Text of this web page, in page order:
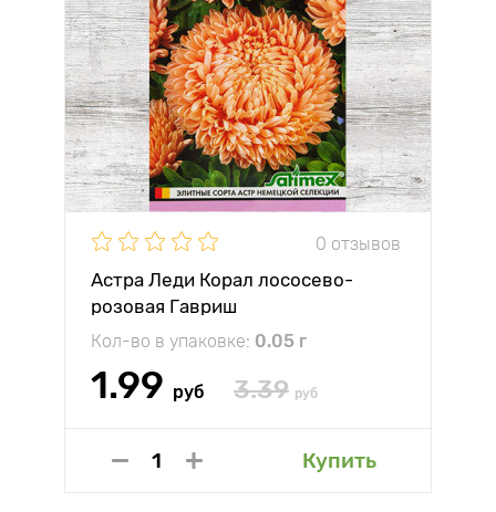
0 отзывов
Астра Леди Корал лососево-
розовая Гавриш
Кол-во в упаковке: 0.05 г
1.99 руб 3.39 руб
Купить